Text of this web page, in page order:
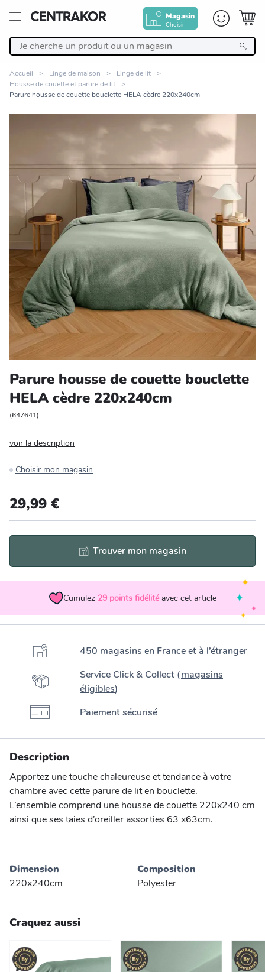
Magasin
Choisir
Nos Produits
Décoration
Linge de maison
Meuble
Cuisine et art de la table
Salle de bain et beauté
Entretien et rangement
Loisirs
Animalerie
Bricolage et auto
Jardin et plein air
Accueil Linge de maison
Linge de lit
Housse de couette et parure de lit
Parure housse de couette bouclette HELA cèdre 220x240cm
Zoomer sur l'image
Parure housse de couette bouclette
HELA cèdre 220x240cm
(647641)
voir la description
Choisir mon magasin
29,99 €
Trouver mon magasin
Cumulez 29 points fidélité avec cet article
450 magasins en France et à l’étranger
Service Click & Collect (magasins
éligibles)
Paiement sécurisé
Description
Apportez une touche chaleureuse et tendance à votre
chambre avec cette parure de lit en bouclette.
L’ensemble comprend une housse de couette 220x240 cm
ainsi que ses taies d’oreiller assorties 63 x63cm.
Dimension
220x240cm
Composition
Polyester
Craquez aussi